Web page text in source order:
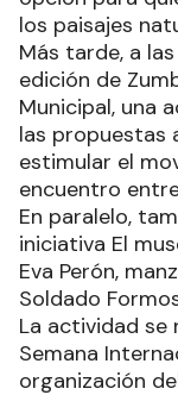
los paisajes
Más tarde, a
edición de
Municipal, una
las propuestas
estimular el
encuentro
En paralelo,
iniciativa El
Eva Perón,
Soldado
La actividad se
Semana
organización